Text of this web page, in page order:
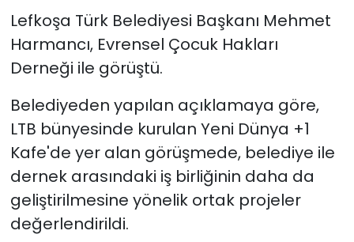
edildi
Lefkoşa Türk Belediyesi Başkanı Mehmet
Harmancı, Evrensel Çocuk Hakları
Derneği ile görüştü.
Belediyeden yapılan açıklamaya göre,
LTB bünyesinde kurulan Yeni Dünya +1
Kafe'de yer alan görüşmede, belediye ile
dernek arasındaki iş birliğinin daha da
geliştirilmesine yönelik ortak projeler
değerlendirildi.
SAĞLIK
Spor
TÜRKiYE
Video Galeri
YAŞAM